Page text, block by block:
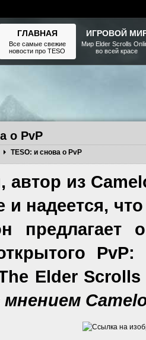
о PvP
TESO: и снова о PvP
автор из
и надеется,
предлагает
Elder
ГЛАВНАЯ
Все самые свежие
новости про TESO
ИГРОВОЙ
Мир Elder Scrolls
во всей красе